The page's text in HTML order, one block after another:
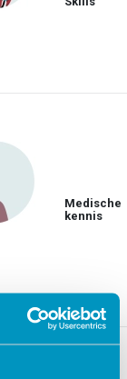
Medische
kennis